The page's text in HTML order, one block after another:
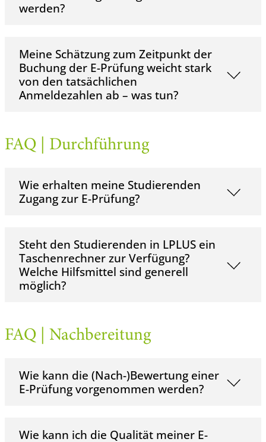
werden?
Meine Schätzung zum Zeitpunkt der
Buchung der E-Prüfung weicht stark
von den tatsächlichen
Anmeldezahlen ab – was tun?
FAQ | Durchführung
Wie erhalten meine Studierenden
Zugang zur E-Prüfung?
Steht den Studierenden in LPLUS ein
Taschenrechner zur Verfügung?
Welche Hilfsmittel sind generell
möglich?
FAQ | Nachbereitung
Wie kann die (Nach-)Bewertung einer
E-Prüfung vorgenommen werden?
Wie kann ich die Qualität meiner E-